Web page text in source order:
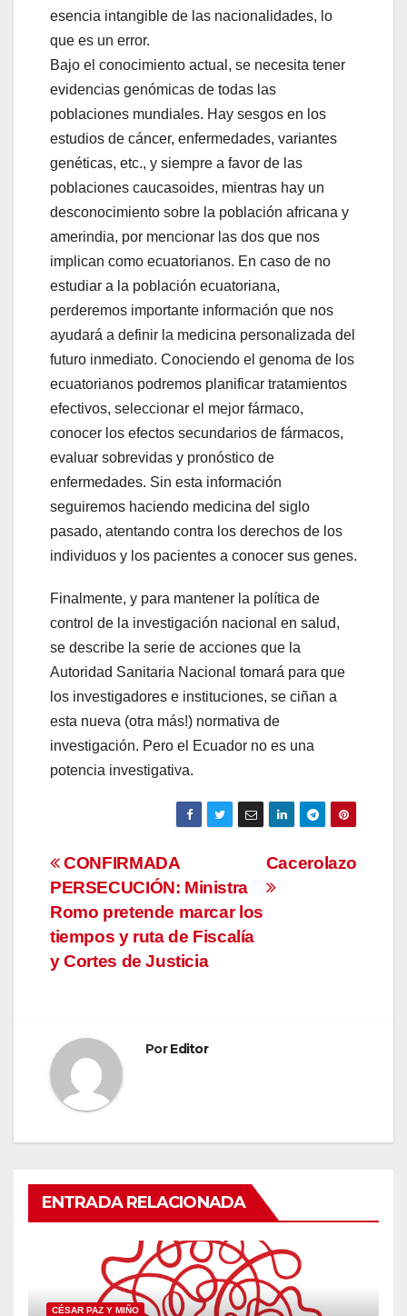
esencia intangible de las nacionalidades, lo
que es un error.
Bajo el conocimiento actual, se necesita tener
evidencias genómicas de todas las
poblaciones mundiales. Hay sesgos en los
estudios de cáncer, enfermedades, variantes
genéticas, etc., y siempre a favor de las
poblaciones caucasoides, mientras hay un
desconocimiento sobre la población africana y
amerindia, por mencionar las dos que nos
implican como ecuatorianos. En caso de no
estudiar a la población ecuatoriana,
perderemos importante información que nos
ayudará a definir la medicina personalizada del
futuro inmediato. Conociendo el genoma de los
ecuatorianos podremos planificar tratamientos
efectivos, seleccionar el mejor fármaco,
conocer los efectos secundarios de fármacos,
evaluar sobrevidas y pronóstico de
enfermedades. Sin esta información
seguiremos haciendo medicina del siglo
pasado, atentando contra los derechos de los
individuos y los pacientes a conocer sus genes.
Finalmente, y para mantener la política de
control de la investigación nacional en salud,
se describe la serie de acciones que la
Autoridad Sanitaria Nacional tomará para que
los investigadores e instituciones, se ciñan a
esta nueva (otra más!) normativa de
investigación. Pero el Ecuador no es una
potencia investigativa.
Navegación
de
entradas
Cacerolazo
CONFIRMADA
PERSECUCIÓN: Ministra
Romo pretende marcar los
tiempos y ruta de Fiscalía
y Cortes de Justicia
PorEditor
ENTRADA RELACIONADA
CÉSAR PAZ Y MIÑO